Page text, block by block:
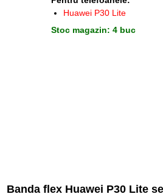
Huawei P30 Lite
Stoc magazin: 4 buc
Banda flex Huawei P30 Lite